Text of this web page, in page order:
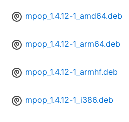
mpop_1.4.12-1_amd64.deb
mpop_1.4.12-1_arm64.deb
mpop_1.4.12-1_armhf.deb
mpop_1.4.12-1_i386.deb